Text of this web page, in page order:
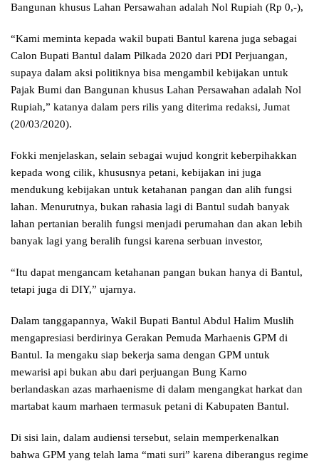
Bangunan khusus Lahan Persawahan adalah Nol Rupiah (Rp 0,-),
“Kami meminta kepada wakil bupati Bantul karena juga sebagai
Calon Bupati Bantul dalam Pilkada 2020 dari PDI Perjuangan,
supaya dalam aksi politiknya bisa mengambil kebijakan untuk
Pajak Bumi dan Bangunan khusus Lahan Persawahan adalah Nol
Rupiah,” katanya dalam pers rilis yang diterima redaksi, Jumat
(20/03/2020).
Fokki menjelaskan, selain sebagai wujud kongrit keberpihakkan
kepada wong cilik, khususnya petani, kebijakan ini juga
mendukung kebijakan untuk ketahanan pangan dan alih fungsi
lahan. Menurutnya, bukan rahasia lagi di Bantul sudah banyak
lahan pertanian beralih fungsi menjadi perumahan dan akan lebih
banyak lagi yang beralih fungsi karena serbuan investor,
“Itu dapat mengancam ketahanan pangan bukan hanya di Bantul,
tetapi juga di DIY,” ujarnya.
Dalam tanggapannya, Wakil Bupati Bantul Abdul Halim Muslih
mengapresiasi berdirinya Gerakan Pemuda Marhaenis GPM di
Bantul. Ia mengaku siap bekerja sama dengan GPM untuk
mewarisi api bukan abu dari perjuangan Bung Karno
berlandaskan azas marhaenisme di dalam mengangkat harkat dan
martabat kaum marhaen termasuk petani di Kabupaten Bantul.
Di sisi lain, dalam audiensi tersebut, selain memperkenalkan
bahwa GPM yang telah lama “mati suri” karena diberangus regime